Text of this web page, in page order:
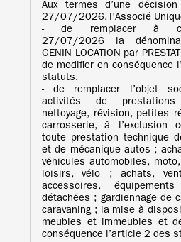
Aux termes d’une
27/07/2026, l’Associé
- de remplacer à
27/07/2026 la
GENIN LOCATION par
de modifier en conséquence
statuts.
- de remplacer l’objet
activités de prestations
nettoyage, révision, petites
carrosserie, à l’exclusion
toute prestation technique
et de mécanique autos ;
véhicules automobiles,
loisirs, vélo ; achats,
accessoires,
détachées ; gardiennage de
caravaning ; la mise à
meubles et immeubles et
conséquence l’article 2 des